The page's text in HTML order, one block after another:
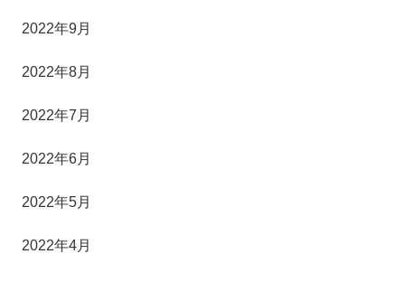
2022年9月
2022年8月
2022年7月
2022年6月
2022年5月
2022年4月